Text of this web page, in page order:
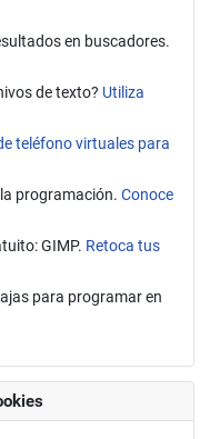
en buscadores.
de texto? Utiliza
teléfono virtuales para
programación. Conoce
GIMP. Retoca tus
para programar en